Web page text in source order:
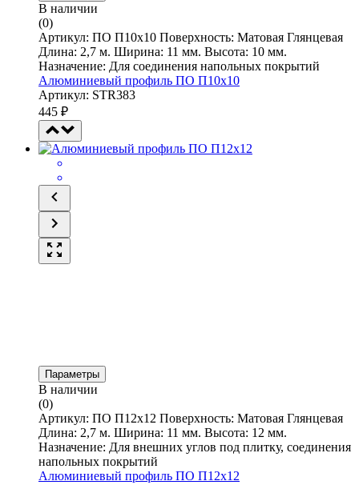
В наличии
(0)
Артикул: ПО П10х10 Поверхность: Матовая Глянцевая
Длина: 2,7 м. Ширина: 11 мм. Высота: 10 мм.
Назначение: Для соединения напольных покрытий
Алюминиевый профиль ПО П10х10
Артикул: STR383
445 ₽
Параметры
В наличии
(0)
Артикул: ПО П12х12 Поверхность: Матовая Глянцевая
Длина: 2,7 м. Ширина: 11 мм. Высота: 12 мм.
Назначение: Для внешних углов под плитку, соединения
напольных покрытий
Алюминиевый профиль ПО П12х12